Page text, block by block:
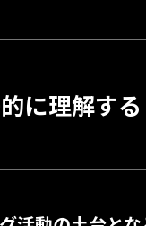
に理解する